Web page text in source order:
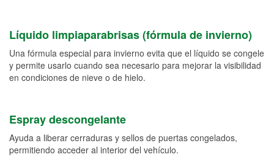
Líquido limpiaparabrisas (fórmula de invierno)
Una fórmula especial para invierno evita que el líquido se congele
y permite usarlo cuando sea necesario para mejorar la visibilidad
en condiciones de nieve o de hielo.
Espray descongelante
Ayuda a liberar cerraduras y sellos de puertas congelados,
permitiendo acceder al interior del vehículo.